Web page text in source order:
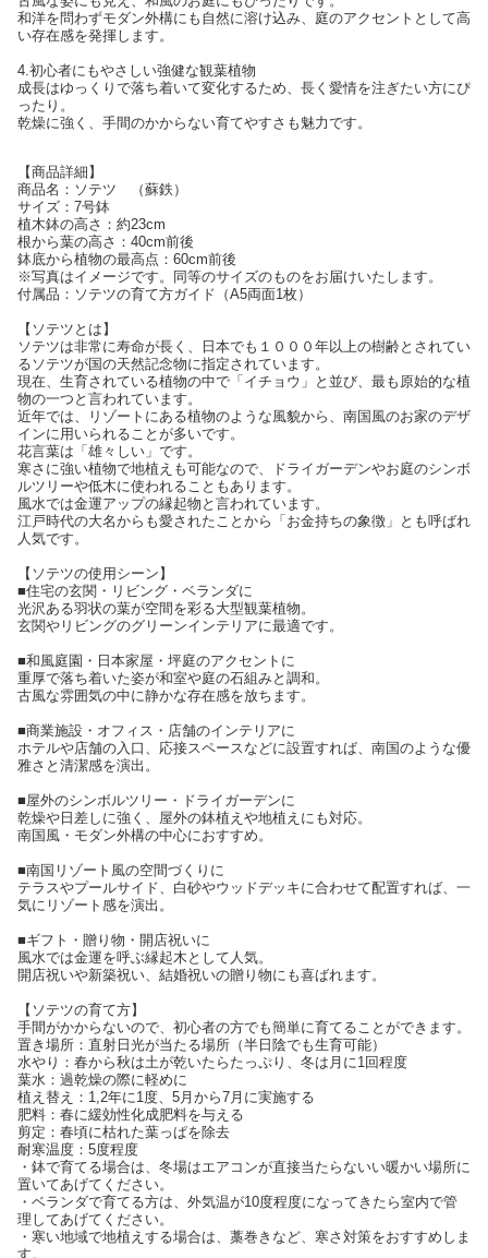
和洋を問わずモダン外構にも自然に溶け込み、庭のアクセントとして高
い存在感を発揮します。
4.初心者にもやさしい強健な観葉植物
成長はゆっくりで落ち着いて変化するため、長く愛情を注ぎたい方にぴ
ったり。
乾燥に強く、手間のかからない育てやすさも魅力です。
【商品詳細】
商品名：ソテツ （蘇鉄）
サイズ：7号鉢
植木鉢の高さ：約23cm
根から葉の高さ：40cm前後
鉢底から植物の最高点：60cm前後
※写真はイメージです。同等のサイズのものをお届けいたします。
付属品：ソテツの育て方ガイド（A5両面1枚）
【ソテツとは】
ソテツは非常に寿命が長く、日本でも１０００年以上の樹齢とされてい
るソテツが国の天然記念物に指定されています。
現在、生育されている植物の中で「イチョウ」と並び、最も原始的な植
物の一つと言われています。
近年では、リゾートにある植物のような風貌から、南国風のお家のデザ
インに用いられることが多いです。
花言葉は「雄々しい」です。
寒さに強い植物で地植えも可能なので、ドライガーデンやお庭のシンボ
ルツリーや低木に使われることもあります。
風水では金運アップの縁起物と言われています。
江戸時代の大名からも愛されたことから「お金持ちの象徴」とも呼ばれ
人気です。
【ソテツの使用シーン】
■住宅の玄関・リビング・ベランダに
光沢ある羽状の葉が空間を彩る大型観葉植物。
玄関やリビングのグリーンインテリアに最適です。
■和風庭園・日本家屋・坪庭のアクセントに
重厚で落ち着いた姿が和室や庭の石組みと調和。
古風な雰囲気の中に静かな存在感を放ちます。
■商業施設・オフィス・店舗のインテリアに
ホテルや店舗の入口、応接スペースなどに設置すれば、南国のような優
雅さと清潔感を演出。
■屋外のシンボルツリー・ドライガーデンに
乾燥や日差しに強く、屋外の鉢植えや地植えにも対応。
南国風・モダン外構の中心におすすめ。
■南国リゾート風の空間づくりに
テラスやプールサイド、白砂やウッドデッキに合わせて配置すれば、一
気にリゾート感を演出。
■ギフト・贈り物・開店祝いに
風水では金運を呼ぶ縁起木として人気。
開店祝いや新築祝い、結婚祝いの贈り物にも喜ばれます。
【ソテツの育て方】
手間がかからないので、初心者の方でも簡単に育てることができます。
置き場所：直射日光が当たる場所（半日陰でも生育可能）
水やり：春から秋は土が乾いたらたっぷり、冬は月に1回程度
葉水：過乾燥の際に軽めに
植え替え：1,2年に1度、5月から7月に実施する
肥料：春に緩効性化成肥料を与える
剪定：春頃に枯れた葉っぱを除去
耐寒温度：5度程度
・鉢で育てる場合は、冬場はエアコンが直接当たらないい暖かい場所に
置いてあげてください。
・ベランダで育てる方は、外気温が10度程度になってきたら室内で管
理してあげてください。
・寒い地域で地植えする場合は、藁巻きなど、寒さ対策をおすすめしま
す。